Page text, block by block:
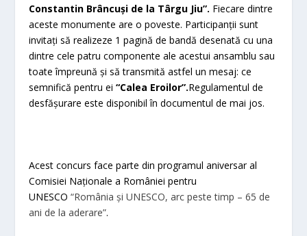
Constantin Brâncuși de la Târgu Jiu”. Fiecare dintre
aceste monumente are o poveste. Participanții sunt
invitați să realizeze 1 pagină de bandă desenată cu una
dintre cele patru componente ale acestui ansamblu sau
toate împreună și să transmită astfel un mesaj: ce
semnifică pentru ei“Calea Eroilor”.Regulamentul de
desfășurare este disponibil în documentul de mai jos.
Acest concurs face parte din programul aniversar al
Comisiei Naționale a României pentru
UNESCO“România și UNESCO, arc peste timp – 65 de
ani de la aderare”.